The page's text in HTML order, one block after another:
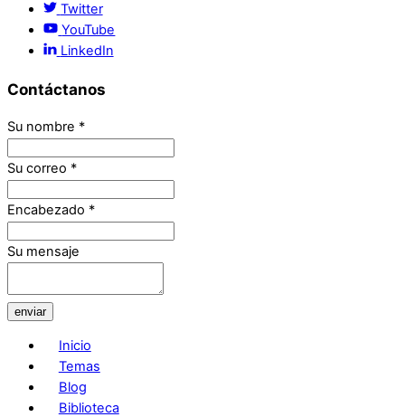
Twitter
YouTube
LinkedIn
Contáctanos
Su nombre *
Su correo *
Encabezado *
Su mensaje
enviar
Inicio
Temas
Blog
Biblioteca